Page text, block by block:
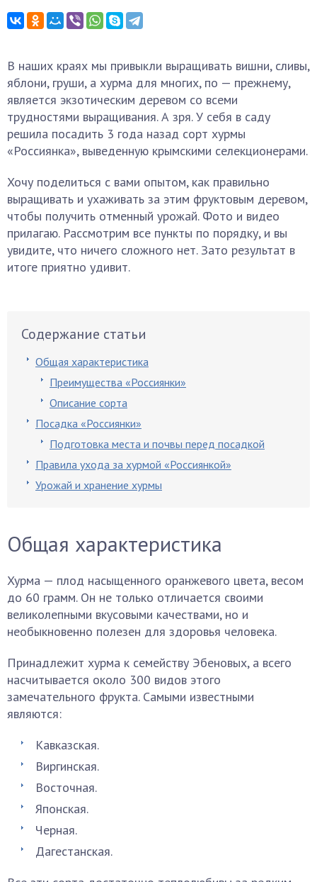
В наших краях мы привыкли выращивать вишни, сливы,
яблони, груши, а хурма для многих, по — прежнему,
является экзотическим деревом со всеми
трудностями выращивания. А зря. У себя в саду
решила посадить 3 года назад сорт хурмы
«Россиянка», выведенную крымскими селекционерами.
Хочу поделиться с вами опытом, как правильно
выращивать и ухаживать за этим фруктовым деревом,
чтобы получить отменный урожай. Фото и видео
прилагаю. Рассмотрим все пункты по порядку, и вы
увидите, что ничего сложного нет. Зато результат в
итоге приятно удивит.
Содержание статьи
Общая характеристика
Преимущества «Россиянки»
Описание сорта
Посадка «Россиянки»
Подготовка места и почвы перед посадкой
Правила ухода за хурмой «Россиянкой»
Урожай и хранение хурмы
Общая характеристика
Хурма — плод насыщенного оранжевого цвета, весом
до 60 грамм. Он не только отличается своими
великолепными вкусовыми качествами, но и
необыкновенно полезен для здоровья человека.
Принадлежит хурма к семейству Эбеновых, а всего
насчитывается около 300 видов этого
замечательного фрукта. Самыми известными
являются:
Кавказская.
Виргинская.
Восточная.
Японская.
Черная.
Дагестанская.